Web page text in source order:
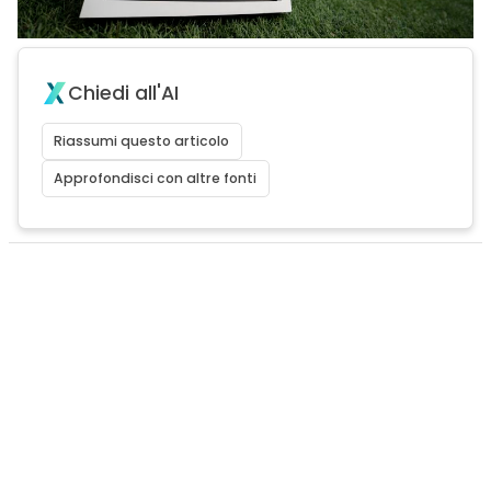
Chiedi all'AI
Riassumi questo articolo
Approfondisci con altre fonti